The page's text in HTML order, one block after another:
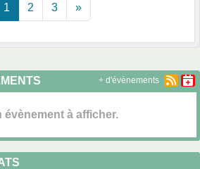
1 2 3 »
évènement à afficher.
+ d'évènements